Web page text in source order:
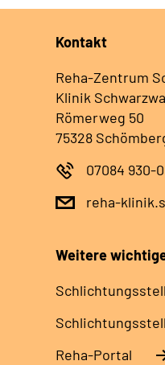
Kontakt
Reha-Zentrum
Klinik
Römerweg 50
75328
07084 930-0
reha-
Weitere
Reha-Portal